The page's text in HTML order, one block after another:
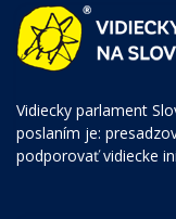
Vidiecky parlament
poslaním je:
podporovať vidiecke